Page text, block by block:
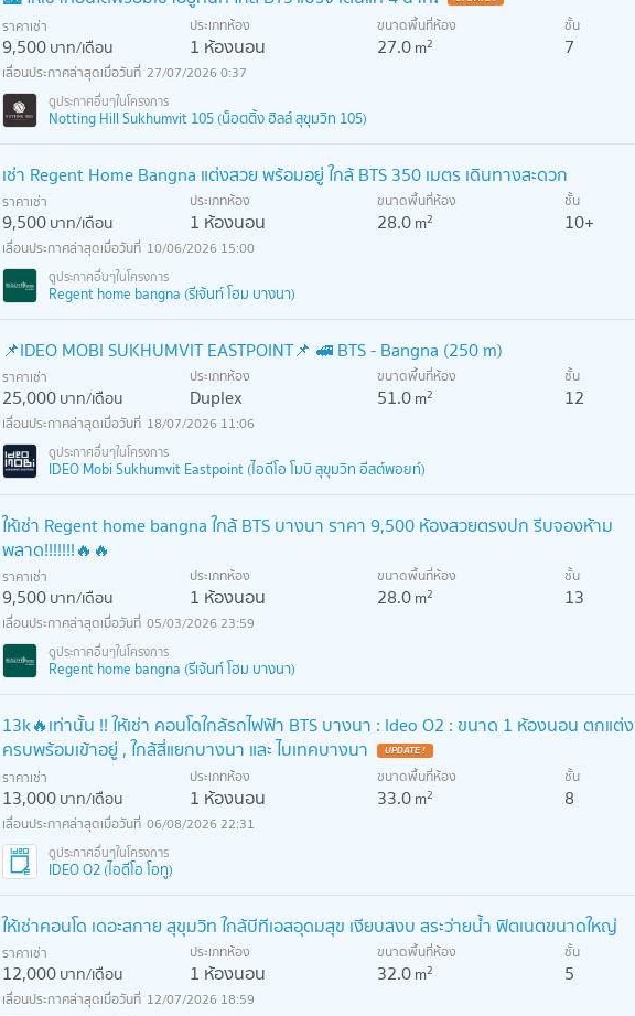
ราคาเช่า
9,500บาท/เดือน
ประเภทห้อง
1 ห้องนอน
ขนาดพื้นที่ห้อง
27.0m2
ชั้น
7
27/07/2026 0:37
Notting Hill Sukhumvit 105 (น็อตติ้ง ฮิลล์ สุขุมวิท 105)
เช่า Regent Home Bangna แต่งสวย พร้อมอยู่ ใกล้ BTS 350 เมตร เดินทางสะดวก
ราคาเช่า
9,500บาท/เดือน
ประเภทห้อง
1 ห้องนอน
ขนาดพื้นที่ห้อง
28.0m2
ชั้น
10+
10/06/2026 15:00
Regent home bangna (รีเจ้นท์ โฮม บางนา)
📌IDEO MOBI SUKHUMVIT EASTPOINT📌 🚅 BTS - Bangna (250 m)
ราคาเช่า
25,000บาท/เดือน
ประเภทห้อง
Duplex
ขนาดพื้นที่ห้อง
51.0m2
ชั้น
12
18/07/2026 11:06
IDEO Mobi Sukhumvit Eastpoint (ไอดีโอ โมบิ สุขุมวิท อีสต์พอยท์)
ให้เช่า Regent home bangna ใกล้ BTS บางนา ราคา 9,500 ห้องสวยตรงปก รีบจองห้าม
พลาด!!!!!!!🔥🔥
ราคาเช่า
9,500บาท/เดือน
ประเภทห้อง
1 ห้องนอน
ขนาดพื้นที่ห้อง
28.0m2
ชั้น
13
05/03/2026 23:59
Regent home bangna (รีเจ้นท์ โฮม บางนา)
13k🔥เท่านั้น !! ให้เช่า คอนโดใกล้รถไฟฟ้า BTS บางนา : Ideo O2 : ขนาด 1 ห้องนอน ตกแต่ง
ครบพร้อมเข้าอยู่ , ใกล้สี่แยกบางนา และ ไบเทคบางนา
UPDATE !
ราคาเช่า
13,000บาท/เดือน
ประเภทห้อง
1 ห้องนอน
ขนาดพื้นที่ห้อง
33.0m2
ชั้น
8
06/08/2026 22:31
IDEO O2 (ไอดีโอ โอทู)
ให้เช่าคอนโด เดอะสกาย สุขุมวิท ใกล้บีทีเอสอุดมสุข เงียบสงบ สระว่ายน้ำ ฟิตเนตขนาดใหญ่
ราคาเช่า
12,000บาท/เดือน
ประเภทห้อง
1 ห้องนอน
ขนาดพื้นที่ห้อง
32.0m2
ชั้น
5
12/07/2026 18:59